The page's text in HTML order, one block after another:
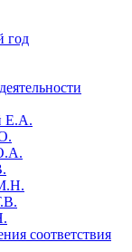
год
Е.А.
соответствия